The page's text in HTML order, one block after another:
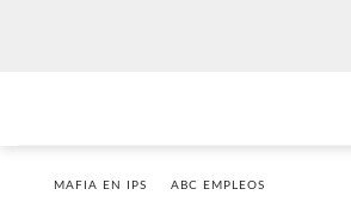
MAFIA EN IPS ABC EMPLEOS